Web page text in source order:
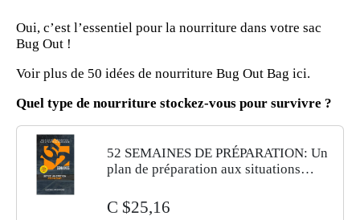
Oui, c’est l’essentiel pour la nourriture dans votre sac
Bug Out !
Voir plus de 50 idées de nourriture Bug Out Bag ici.
Quel type de nourriture stockez-vous pour survivre ?
52 SEMAINES DE PRÉPARATION: Un
plan de préparation aux situations
C $25,16